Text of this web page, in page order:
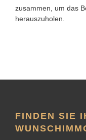
zusammen, um das
herauszuholen.
FINDEN SIE